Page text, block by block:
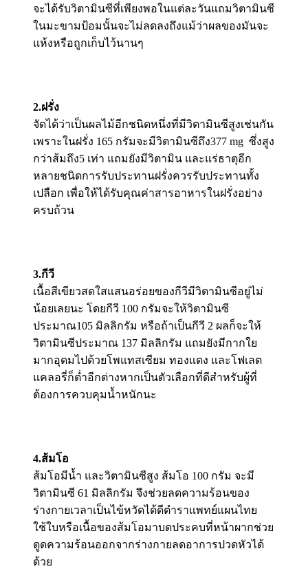
จะได้รับวิตามินซีที่เพียงพอในแต่ละวันแถมวิตามินซี
ในมะขามป้อมนั้นจะไม่ลดลงถึงแม้ว่าผลของมันจะ
แห้งหรือถูกเก็บไว้นานๆ
2.ฝรั่ง
จัดได้ว่าเป็นผลไม้อีกชนิดหนึ่งที่มีวิตามินซีสูงเช่นกัน
เพราะในฝรั่ง 165 กรัมจะมีวิตามินซีถึง377 mg ซึ่งสูง
กว่าส้มถึง5 เท่า แถมยังมีวิตามิน และแร่ธาตุอีก
หลายชนิดการรับประทานฝรั่งควรรับประทานทั้ง
เปลือก เพื่อให้ได้รับคุณค่าสารอาหารในฝรั่งอย่าง
ครบถ้วน
3.กีวี
เนื้อสีเขียวสดใสแสนอร่อยของกีวีมีวิตามินซีอยู่ไม่
น้อยเลยนะ โดยกีวี 100 กรัมจะให้วิตามินซี
ประมาณ105 มิลลิกรัม หรือถ้าเป็นกีวี 2 ผลก็จะให้
วิตามินซีประมาณ 137 มิลลิกรัม แถมยังมีกากใย
มากอุดมไปด้วยโพแทสเซียม ทองแดง และโฟเลต
แคลอรี่ก็ต่ำอีกต่างหากเป็นตัวเลือกที่ดีสำหรับผู้ที่
ต้องการควบคุมน้ำหนักนะ
4.ส้มโอ
ส้มโอมีน้ำ และวิตามินซีสูง ส้มโอ 100 กรัม จะมี
วิตามินซี 61 มิลลิกรัม จึงช่วยลดความร้อนของ
ร่างกายเวลาเป็นไข้หวัดได้ดีตำราแพทย์แผนไทย
ใช้ใบหรือเนื้อของส้มโอมาบดประคบที่หน้าผากช่วย
ดูดความร้อนออกจากร่างกายลดอาการปวดหัวได้
ด้วย